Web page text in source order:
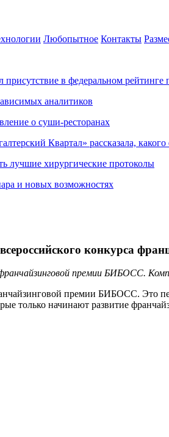
Любопытное Контакты
в федеральном рейтинге
аналитиков
о суши-ресторанах
Квартал» рассказала,
лучшие хирургические протоколы
и новых возможностях
конкурса
премии БИБОСС.
премии БИБОСС. Это
только начинают развитие